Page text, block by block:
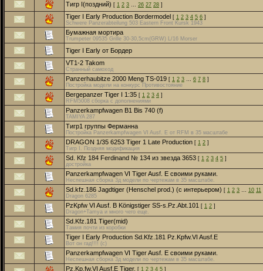
Тигр I(поздний) [ 1 2 3 … 26 27 28 ]
Tiger I Early Production Bordermodel [ 1 2 3 4 5 6 ]
Schwere Panzerabteilung 503 Eastern Front Kursk 1943
Бумажная мортира
Trumpeter 09535 Grille 30-30,5cm(GRW) L/16 Morser
Tiger I Early от Бордер
VT1-2 Takom
Странный самоход
Panzerhaubitze 2000 Meng TS-019 [ 1 2 3 … 6 7 8 ]
Постройка модели на конкурс Противостояние
Bergepanzer Tiger I 1:35 [ 1 2 3 4 ]
RFM5008 сборка с дополнениями
Panzerkampfwagen B1 Bis 740 (f)
TAMIYA 287
Тигр1 группы Ферманна
Постройка Panzerkampfwagen VI Ausf. E от RFM в 35 масштабе
DRAGON 1/35 6253 Tiger 1 Late Production [ 1 2 ]
Тигр I. Поздняя модификация
Sd. Kfz 184 Ferdinand № 134 из звезда 3653 [ 1 2 3 4 5 ]
достройка
Panzerkampfwagen VI Tiger Ausf. E своими руками.
Неспешная сборка 3д модели по чертежам в 35 масштабе.
Sd.kfz.186 Jagdtiger (Henschel prod.) (с интерьером) [ 1 2 3 … 10 11
Dragon 6285
PzKpfw VI Ausf. B Königstiger SS-s.Pz.Abt.101 [ 1 2 ]
Dragon+Tamya и много чего еще.
Sd.Kfz.181 Tiger(mid)
Тамия почти из коробки
Tiger I Early Production Sd.Kfz.181 Pz.Kpfw.VI Ausf.E
Вот он гад!!!! (с)
Panzerkampfwagen VI Tiger Ausf. E своими руками.
Неспешная сборка 3д модели по чертежам в 35 масштабе.
Pz.Kp.fw.VI Ausf.Е Tiger. [ 1 2 3 4 5 ]